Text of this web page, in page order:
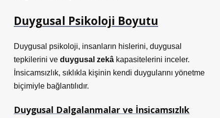
Duygusal Psikoloji Boyutu
Duygusal psikoloji, insanların hislerini, duygusal
tepkilerini ve duygusal zekâ kapasitelerini inceler.
İnsicamsızlık, sıklıkla kişinin kendi duygularını yönetme
biçimiyle bağlantılıdır.
Duygusal Dalgalanmalar ve İnsicamsızlık